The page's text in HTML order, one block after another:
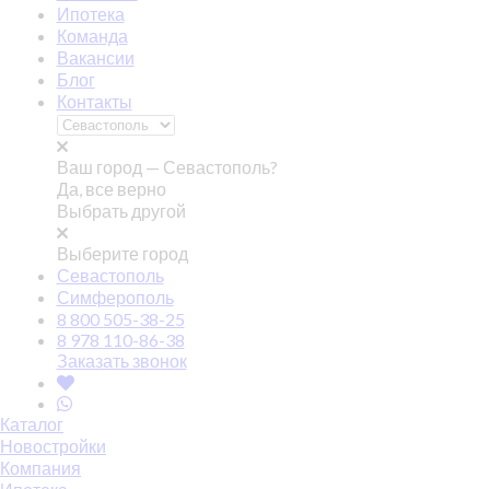
Ипотека
Команда
Вакансии
Блог
Контакты
Ваш город — Севастополь?
Да, все верно
Выбрать другой
Выберите город
Севастополь
Симферополь
8 800 505-38-25
8 978 110-86-38
Заказать звонок
Каталог
Новостройки
Компания